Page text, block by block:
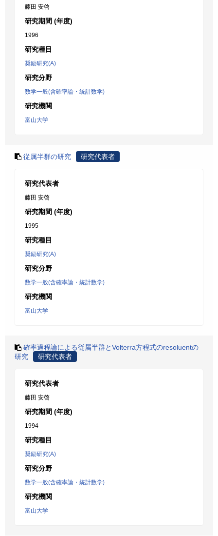
藤田 安啓
研究期間 (年度)
1996
研究種目
奨励研究(A)
研究分野
数学一般(含確率論・統計数学)
研究機関
富山大学
従属半群の研究 研究代表者
研究代表者
藤田 安啓
研究期間 (年度)
1995
研究種目
奨励研究(A)
研究分野
数学一般(含確率論・統計数学)
研究機関
富山大学
確率過程論による従属半群とVolterra方程式のresoluentの
研究
研究代表者
研究代表者
藤田 安啓
研究期間 (年度)
1994
研究種目
奨励研究(A)
研究分野
数学一般(含確率論・統計数学)
研究機関
富山大学